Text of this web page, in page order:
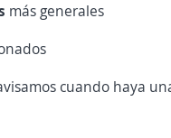
más generales
cuando haya